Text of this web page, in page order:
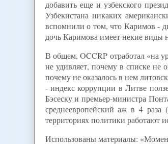
добавить еще и узбекского
Узбекистана никаких
вспомнили о том, что Каримов -
дочь Каримова имеет некие виды
В общем, OCCRP отработал «на
не удивляет, почему в списке не
почему не оказалось в нем
- индекс коррупции в Литве
Бэсеску и премьер-министра
среднеевропейский аж в 4
территориях политики работают
Использованы материалы: